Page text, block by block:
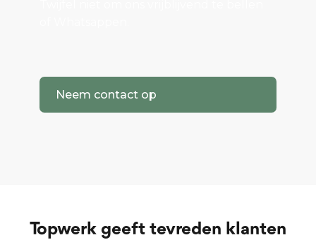
Neem contact op
Topwerk geeft tevreden klanten